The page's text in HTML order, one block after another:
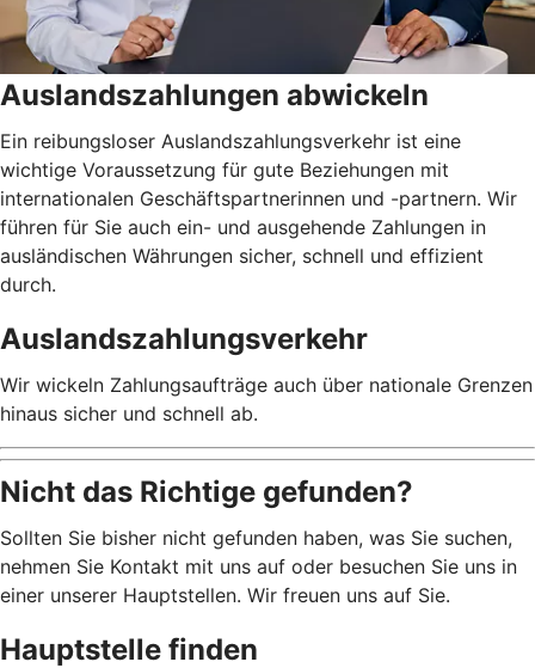
Auslandszahlungen abwickeln
Ein reibungsloser Auslandszahlungsverkehr ist eine
wichtige Voraussetzung für gute Beziehungen mit
internationalen Geschäftspartnerinnen und -partnern. Wir
führen für Sie auch ein- und ausgehende Zahlungen in
ausländischen Währungen sicher, schnell und effizient
durch.
Auslandszahlungsverkehr
Wir wickeln Zahlungsaufträge auch über nationale Grenzen
hinaus sicher und schnell ab.
Nicht das Richtige gefunden?
Sollten Sie bisher nicht gefunden haben, was Sie suchen,
nehmen Sie Kontakt mit uns auf oder besuchen Sie uns in
einer unserer Hauptstellen. Wir freuen uns auf Sie.
Hauptstelle finden